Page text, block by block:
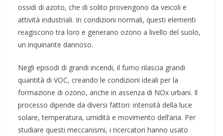
ossidi di azoto, che di solito provengono da veicoli e
attività industriali. In condizioni normali, questi elementi
reagiscono tra loro e generano ozono a livello del suolo,
un inquinante dannoso.
Negli episodi di grandi incendi, il fumo rilascia grandi
quantità di VOC, creando le condizioni ideali per la
formazione di ozono, anche in assenza di NOx urbani. Il
processo dipende da diversi fattori: intensità della luce
solare, temperatura, umidità e movimento dell’aria. Per
studiare questi meccanismi, i ricercatori hanno usato